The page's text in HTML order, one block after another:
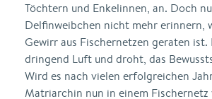
Töchtern und Enkelinnen, an. Doch
Delfinweibchen nicht mehr erinnern,
Gewirr aus Fischernetzen geraten ist.
dringend Luft und droht, das
Wird es nach vielen erfolgreichen
Matriarchin nun in einem Fischernetz